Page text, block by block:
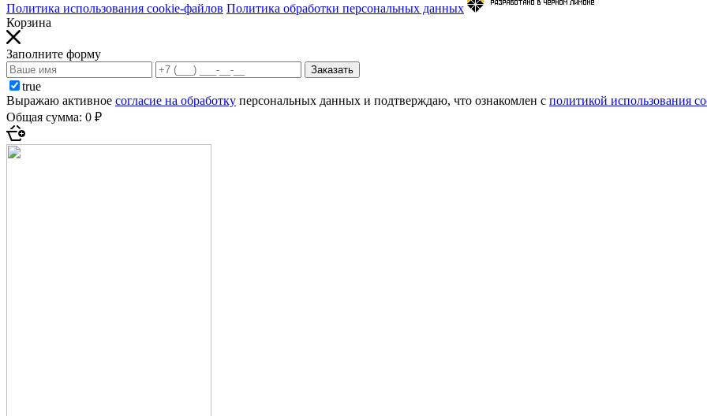
Политика использования cookie-файлов Политика обработки персональных данных
Корзина
Заполните форму
Заказать
true
Выражаю активное согласие на обработку персональных данных и подтверждаю, что ознакомлен с политикой использования
Общая сумма: 0 ₽